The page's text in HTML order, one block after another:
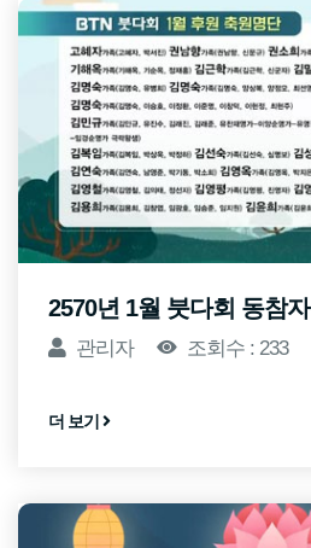
2570년 1월 붓다회 동참자
관리자 조회수 : 233
더 보기